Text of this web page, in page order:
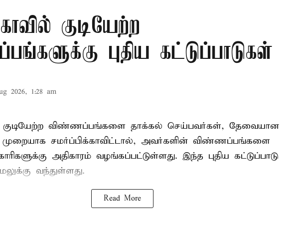
குடியேற்ற
புதிய கட்டுப்பாடுகள்
2026, 1:28 am
குடியேற்ற விண்ணப்பங்களை தாக்கல் செய்பவர்கள், தேவையான
சமர்ப்பிக்காவிட்டால், அவர்களின் விண்ணப்பங்களை
அதிகாரம் வழங்கப்பட்டுள்ளது. இந்த புதிய கட்டுப்பாடு
வந்துள்ளது.
Read More